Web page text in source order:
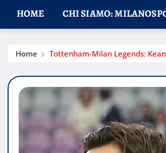
HOME CHI SIAMO:
Home Tottenham-Milan Legends: